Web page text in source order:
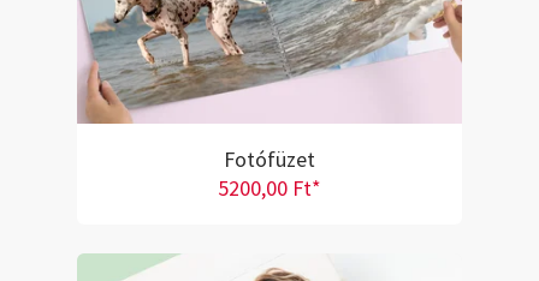
Fotófüzet
5200,00 Ft*